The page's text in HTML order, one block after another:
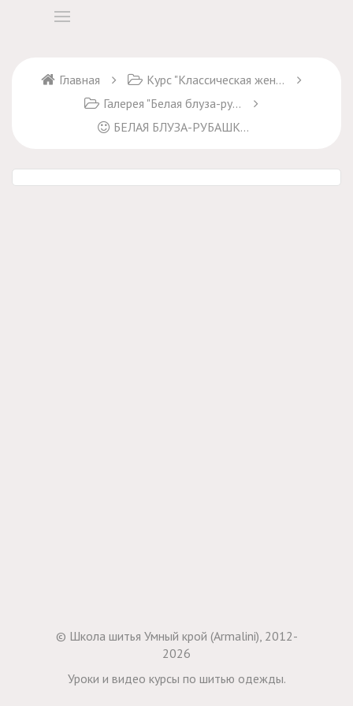
Главная
Курс "Классическая женская блуза"
Галерея "Белая блуза-рубашка"
БЕЛАЯ БЛУЗА-РУБАШКА - классический образ на все времена!
© Школа шитья Умный крой (Armalini), 2012-
2026
Уроки и видео курсы по шитью одежды.